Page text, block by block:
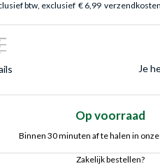
btw, exclusief € 6,99
Je
Op voorraad
Binnen 30 minuten af te halen in
Zakelijk bestellen?